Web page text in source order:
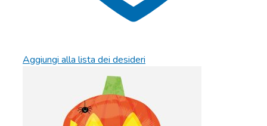
Aggiungi alla lista dei desideri